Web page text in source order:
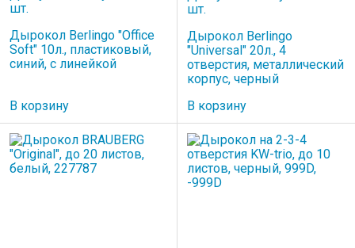
шт.
Дырокол Berlingo "Office
Soft" 10л., пластиковый,
синий, с линейкой
В корзину
шт.
Дырокол Berlingo
"Universal" 20л., 4
отверстия, металлический
корпус, черный
В корзину